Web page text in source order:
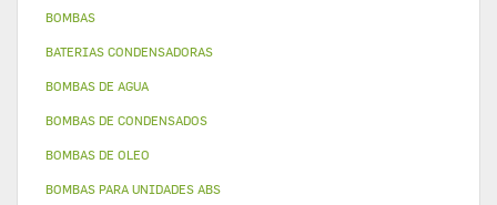
BOMBAS
BATERIAS CONDENSADORAS
BOMBAS DE AGUA
BOMBAS DE CONDENSADOS
BOMBAS DE OLEO
BOMBAS PARA UNIDADES ABS